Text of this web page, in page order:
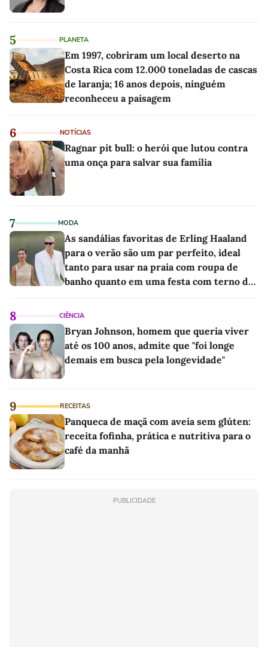
5 PLANETA
Em 1997, cobriram um local deserto na
Costa Rica com 12.000 toneladas de cascas
de laranja; 16 anos depois, ninguém
reconheceu a paisagem
6 NOTÍCIAS
Ragnar pit bull: o herói que lutou contra
uma onça para salvar sua família
7 MODA
As sandálias favoritas de Erling Haaland
para o verão são um par perfeito, ideal
tanto para usar na praia com roupa de
banho quanto em uma festa com terno de
8 CIÊNCIA
Bryan Johnson, homem que queria viver
até os 100 anos, admite que "foi longe
demais em busca pela longevidade"
9 RECEITAS
Panqueca de maçã com aveia sem glúten:
receita fofinha, prática e nutritiva para o
café da manhã
PUBLICIDADE